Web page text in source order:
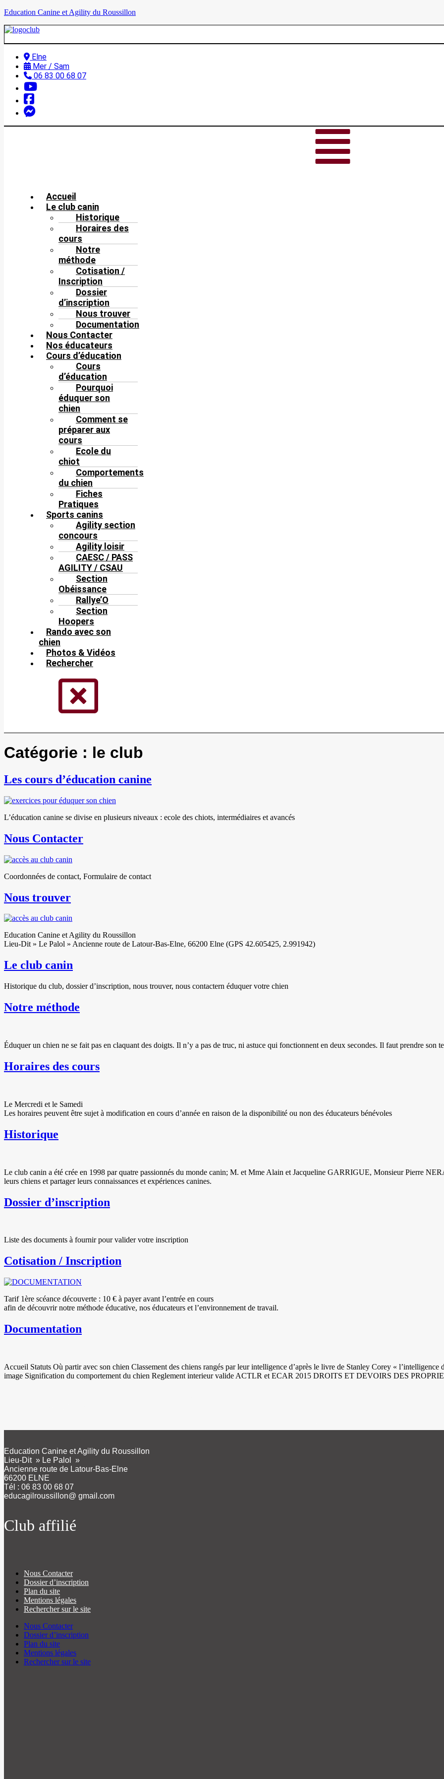
Education Canine et Agility du Roussillon
Elne
Mer / Sam
06 83 00 68 07
Accueil
Le club canin
Historique
Horaires des
cours
Notre
méthode
Cotisation /
Inscription
Dossier
d’inscription
Nous trouver
Documentation
Nous Contacter
Nos éducateurs
Cours d’éducation
Cours
d’éducation
Pourquoi
éduquer son
chien
Comment se
préparer aux
cours
Ecole du
chiot
Comportements
du chien
Fiches
Pratiques
Sports canins
Agility section
concours
Agility loisir
CAESC / PASS
AGILITY / CSAU
Section
Obéissance
Rallye’O
Section
Hoopers
Rando avec son
chien
Photos & Vidéos
Rechercher
Catégorie : le club
Les cours d’éducation canine
L’éducation canine se divise en plusieurs niveaux : ecole des chiots, intermédiaires et avancés
Nous Contacter
Coordonnées de contact, Formulaire de contact
Nous trouver
Education Canine et Agility du Roussillon
Lieu-Dit » Le Palol » Ancienne route de Latour-Bas-Elne, 66200 Elne (GPS 42.605425, 2.991942)
Le club canin
Historique du club, dossier d’inscription, nous trouver, nous contactern éduquer votre chien
Notre méthode
Éduquer un chien ne se fait pas en claquant des doigts. Il n’y a pas de truc, ni astuce qui fonctionnent en deux secondes. Il faut prendre son
Horaires des cours
Le Mercredi et le Samedi
Les horaires peuvent être sujet à modification en cours d’année en raison de la disponibilité ou non des éducateurs bénévoles
Historique
Le club canin a été crée en 1998 par quatre passionnés du monde canin; M. et Mme Alain et Jacqueline GARRIGUE, Monsieur Pierre
leurs chiens et partager leurs connaissances et expériences canines.
Dossier d’inscription
Liste des documents à fournir pour valider votre inscription
Cotisation / Inscription
Tarif 1ère scéance découverte : 10 € à payer avant l’entrée en cours
afin de découvrir notre méthode éducative, nos éducateurs et l’environnement de travail.
Documentation
Accueil Statuts Où partir avec son chien Classement des chiens rangés par leur intelligence d’après le livre de Stanley Corey «
image Signification du comportement du chien Reglement interieur valide ACTLR et ECAR 2015 DROITS ET DEVOIRS DES
Education Canine et Agility du Roussillon
Lieu-Dit » Le Palol »
Ancienne route de Latour-Bas-Elne
66200 ELNE
Tél : 06 83 00 68 07
educagilroussillon@ gmail.com
Club affilié
Nous Contacter
Dossier d’inscription
Plan du site
Mentions légales
Rechercher sur le site
Nous Contacter
Dossier d’inscription
Plan du site
Mentions légales
Rechercher sur le site